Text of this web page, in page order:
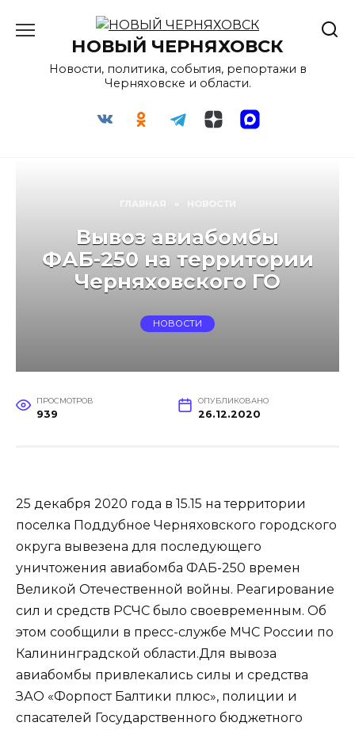
содержаниюНОВЫЙ ЧЕРНЯХОВСК
Новости, политика, события, репортажи в
Черняховске и области.
Вывоз авиабомбы
ФАБ-250 на территории
Черняховского ГО
НОВОСТИ
ПРОСМОТРОВ
939
ОПУБЛИКОВАНО
26.12.2020
25 декабря 2020 года в 15.15 на территории
поселка Поддубное Черняховского городского
округа вывезена для последующего
уничтожения авиабомба ФАБ-250 времен
Великой Отечественной войны. Реагирование
сил и средств РСЧС было своевременным. Об
этом сообщили в пресс-службе МЧС России по
Калининградской области.Для вывоза
авиабомбы привлекались силы и средства
ЗАО «Форпост Балтики плюс», полиции и
спасателей Государственного бюджетного